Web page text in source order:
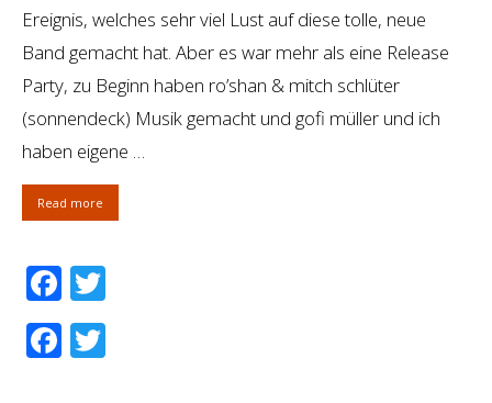
MEDIEN
KONTAKT
LINKS
Ereignis, welches sehr viel Lust auf diese tolle, neue
Band gemacht hat. Aber es war mehr als eine Release
Party, zu Beginn haben ro’shan & mitch schlüter
(sonnendeck) Musik gemacht und gofi müller und ich
haben eigene …
Read more
Facebook
Facebook